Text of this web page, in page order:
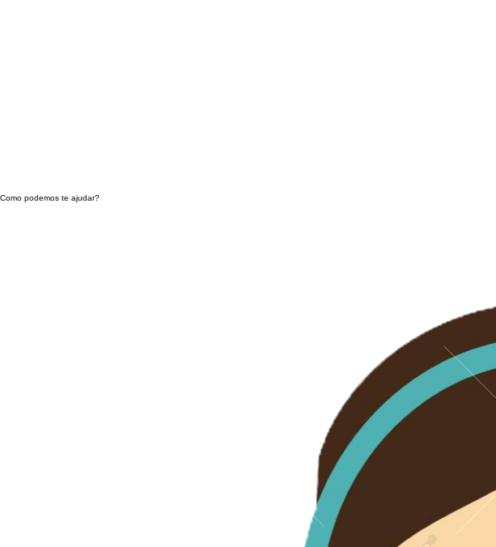
Como podemos te ajudar?